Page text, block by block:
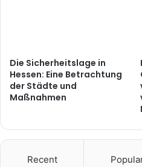
Die Sicherheitslage in
Hessen: Eine Betrachtung
der Städte und
Maßnahmen
Recent